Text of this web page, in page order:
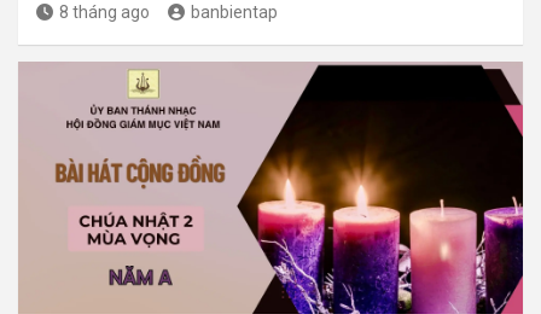
8 tháng ago banbientap